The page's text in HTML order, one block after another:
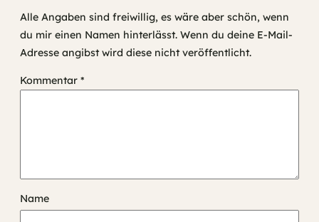
Alle Angaben sind freiwillig, es wäre aber schön, wenn
du mir einen Namen hinterlässt. Wenn du deine E-Mail-
Adresse angibst wird diese nicht veröffentlicht.
Kommentar *
Name